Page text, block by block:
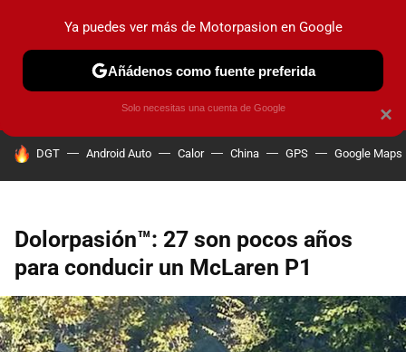
PRUEBAS COCHES ELÉCTRICOS OBSERVATORIO
HOY SE HABLA DE
DGT Android Auto Calor China GPS Google Maps
Dolorpasión™: 27 son pocos años
para conducir un McLaren P1
×
Ya puedes ver más de Motorpasion en Google
Añádenos como fuente preferida
Solo necesitas una cuenta de Google